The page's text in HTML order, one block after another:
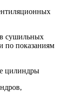
сушильных
показаниям
цилиндры